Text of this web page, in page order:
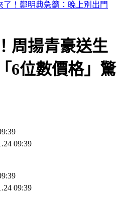
檔AI設備股」快上車
周揚青豪送生
6位數價格」驚
09:39
09:39